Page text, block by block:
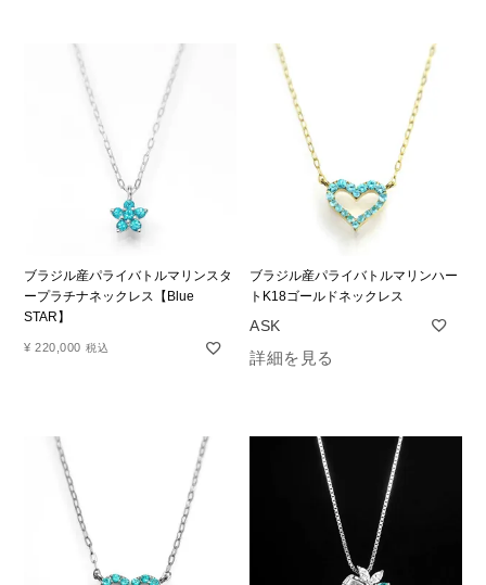
ブラジル産パライバトルマリンスタ
ープラチナネックレス【Blue
STAR】
¥ 220,000 税込
ブラジル産パライバトルマリンハー
トK18ゴールドネックレス
詳細を見る